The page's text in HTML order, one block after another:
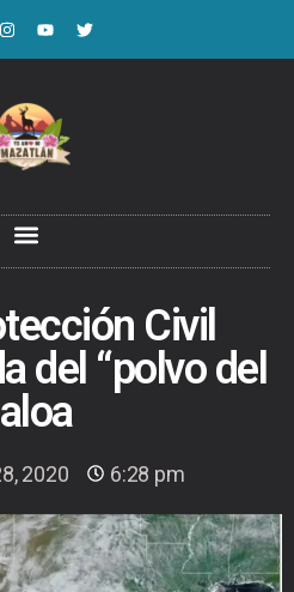
Civil
del “polvo del
2020 6:28 pm